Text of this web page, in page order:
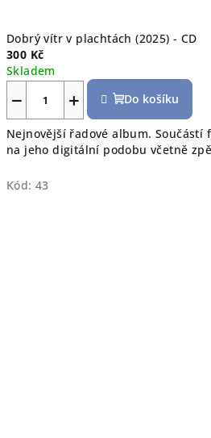
Dobrý vítr v plachtách (2025) - CD
300 Kč
Skladem
+
− Do košíku
Nejnovější řadové album. Součástí
na jeho digitální podobu včetně
Kód: 43